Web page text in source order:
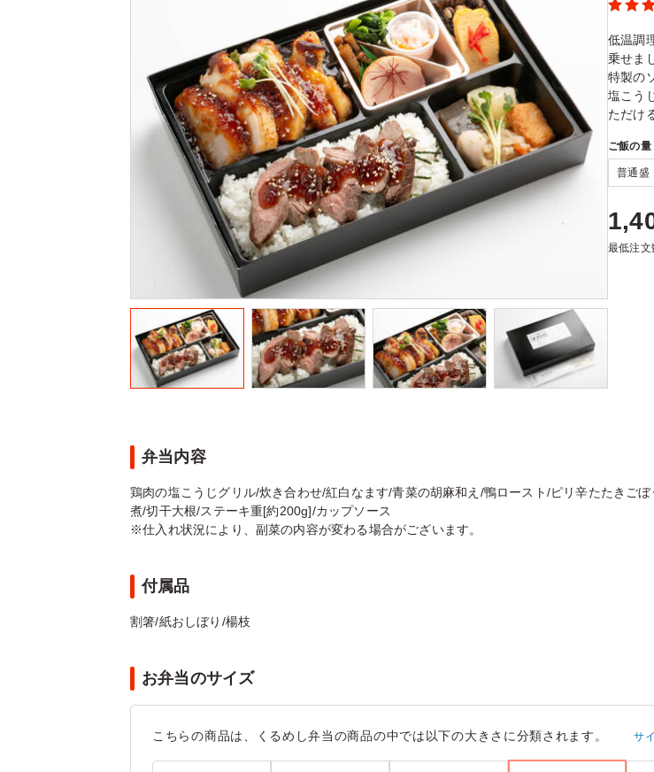
低温調
乗せま
特製の
塩こう
ただけ
ご飯の量
最低注文
弁当内容
鶏肉の塩こうじグリル/炊き合わせ/紅白なます/青菜の胡麻和え/鴨ロースト/ピリ辛たたきごぼ
煮/切干大根/ステーキ重[約200g]/カップソース
※仕入れ状況により、副菜の内容が変わる場合がございます。
付属品
割箸/紙おしぼり/楊枝
お弁当のサイズ
こちらの商品は、くるめし弁当の商品の中では以下の大きさに分類されます。 サ